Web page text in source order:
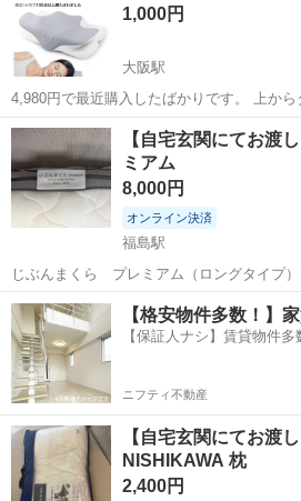
1,000円
大阪駅
4,980円で最近購入したばかりです。 上から
で、 1ヶ月くらい使いましたが、 自分の首
で手放します！😭 状態は特に汚れなどはなく、 まあまあキレイめか
なとは思います。 ⭐️...
大阪 大阪市 大阪駅
【自宅玄関にてお渡
ミアム
8,000円
オンライン決済
福島駅
じぶんまくら プレミアム（ロングタイプ
ど。 5年ほど？使用したかと思います。 カバーをつけて使用していま
したが添付4枚目のようにシミが付いています。 ご質問等あれ
軽にお問い合わせくだ...
大阪 大阪市 福島駅 寝具 玄
【格安物件多数！】
【保証人ナシ】賃貸物件多
ニフティ不動産
【自宅玄関にてお渡
NISHIKAWA 枕
2,400円